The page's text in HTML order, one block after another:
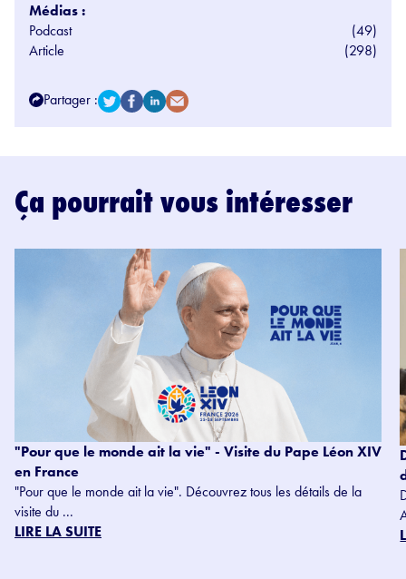
Médias :
Podcast
(49)
Article
(298)
Partager :
Ça pourrait vous intéresser
"Pour que le monde ait la vie" - Visite du Pape Léon XIV
en France
"Pour que le monde ait la vie". Découvrez tous les détails de la
visite du ...
LIRE LA SUITE